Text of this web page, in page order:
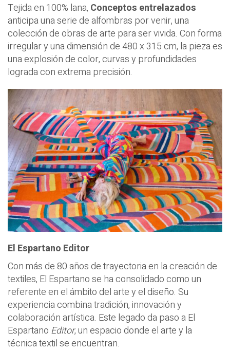
Tejida en 100% lana, Conceptos entrelazados
anticipa una serie de alfombras por venir, una
colección de obras de arte para ser vivida. Con forma
irregular y una dimensión de 480 x 315 cm, la pieza es
una explosión de color, curvas y profundidades
lograda con extrema precisión.
El Espartano Editor
Con más de 80 años de trayectoria en la creación de
textiles, El Espartano se ha consolidado como un
referente en el ámbito del arte y el diseño. Su
experiencia combina tradición, innovación y
colaboración artística. Este legado da paso a El
Espartano Editor, un espacio donde el arte y la
técnica textil se encuentran.